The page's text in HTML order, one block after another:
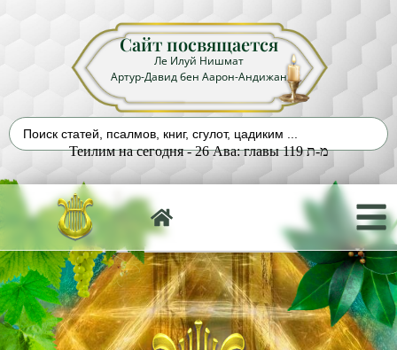
Сайт посвящается
Ле Илуй Нишмат
Артур-Давид бен Аарон-Андижан
Теилим на сегодня - 26 Ава: главы 119 מ-ת